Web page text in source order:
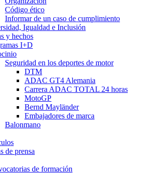
Código ético
Informar de un caso de cumplimiento
Igualdad e Inclusión
y hechos
I+D
Seguridad en los deportes de motor
DTM
ADAC GT4 Alemania
Carrera ADAC TOTAL 24 horas
MotoGP
Bernd Mayländer
Embajadores de marca
Balonmano
de prensa
de formación